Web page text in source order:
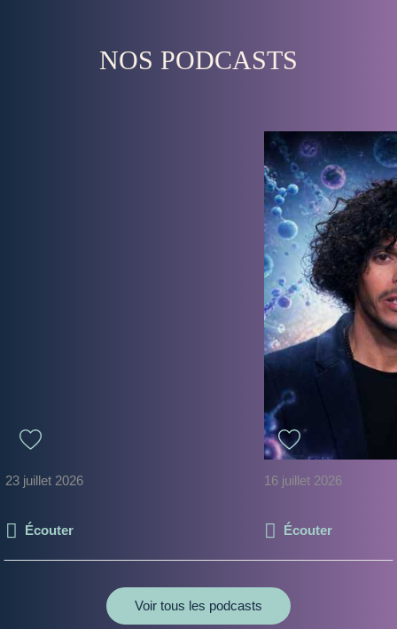
NOS PODCASTS
23 juillet 2026
Écouter
16 juillet 2026
Écouter
Voir tous les podcasts